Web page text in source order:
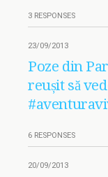
3 RESPONSES
23/09/2013
Poze din
reușit să
6 RESPONSES
20/09/2013